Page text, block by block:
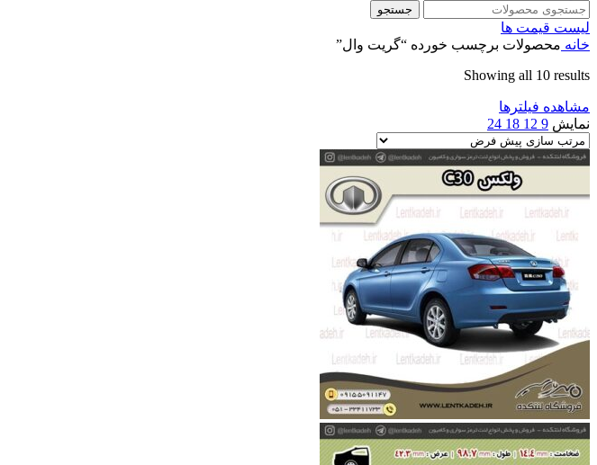
جستجو
لیست قیمت ها
خانه محصولات برچسب خورده “گریت وال”
Showing all 10 results
مشاهده فیلترها
نمایش 9
12
18
24